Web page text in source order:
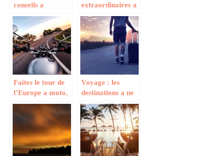
conseils a
connaitre pour
reussir son
voyage au Costa-
Rica ?
extraordinaires a
visiter dans les
Cinque Terre
Faites le tour de
l’Europe a moto.
Voyage : les
destinations a ne
pas manquer